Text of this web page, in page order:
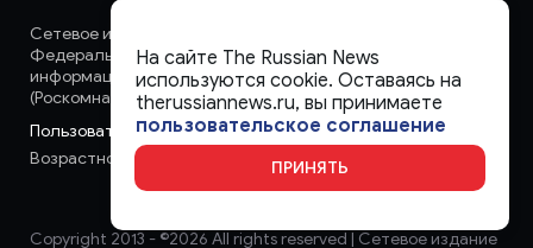
Сетевое издание «runews» (18+) зарегистрировано в
Федеральной службе по надзору в сфере связи,
информационных технологий и массовых коммуникаций
(Роскомнадзор)
Пользовательское соглашение
Возрастное ограничение:
Copyright 2013 - ©2026 All rights reserved | Сетевое издание
На сайте The Russian News
используются cookie. Оставаясь на
therussiannews.ru, вы принимаете
пользовательское соглашение
ПРИНЯТЬ